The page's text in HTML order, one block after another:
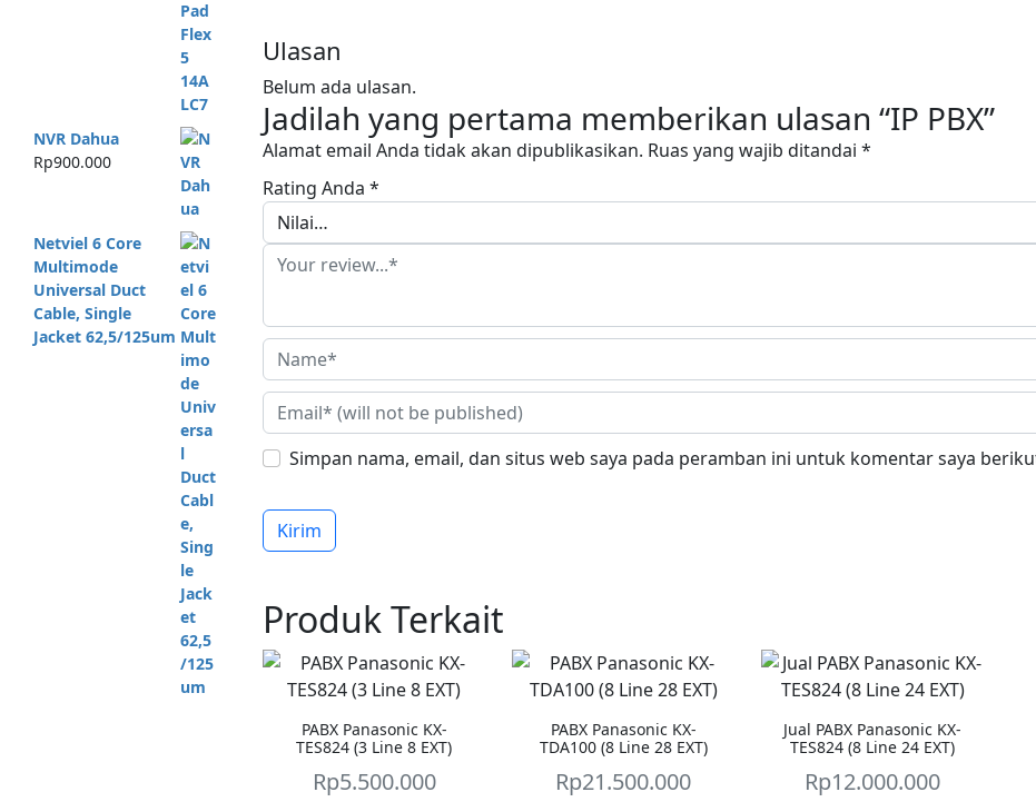
NVR Dahua
Rp900.000
Netviel 6 Core
Multimode
Universal Duct
Cable, Single
Jacket 62,5/125um
Ulasan
Belum ada ulasan.
Jadilah yang pertama memberikan ulasan “IP PBX”
Alamat email Anda tidak akan dipublikasikan. Ruas yang wajib ditandai *
Rating Anda *
Simpan nama, email, dan situs web saya pada peramban ini untuk komentar saya
Produk Terkait
PABX Panasonic KX-
TES824 (3 Line 8 EXT)
Rp5.500.000
PABX Panasonic KX-
TDA100 (8 Line 28 EXT)
Rp21.500.000
Jual PABX Panasonic KX-
TES824 (8 Line 24 EXT)
Rp12.000.000